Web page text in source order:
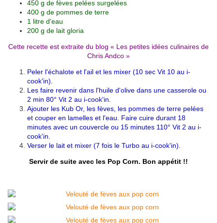
450 g de fèves pelées surgelées
400 g de pommes de terre
1 litre d'eau
200 g de lait gloria
Cette recette est extraite du blog « Les petites idées culinaires de
Chris Andco »
Peler l'échalote et l'ail et les mixer (10 sec Vit 10 au i-
cook'in).
Les faire revenir dans l'huile d'olive dans une casserole ou
2 min 80° Vit 2 au i-cook'in.
Ajouter les Kub Or, les fèves, les pommes de terre pelées
et couper en lamelles et l'eau. Faire cuire durant 18
minutes avec un couvercle ou 15 minutes 110° Vit 2 au i-
cook'in.
Verser le lait et mixer (7 fois le Turbo au i-cook'in).
Servir de suite avec les Pop Corn. Bon appétit !!